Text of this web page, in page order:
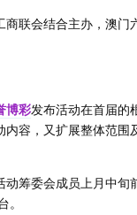
联会结合主办，澳
博彩发布活动在首届的
容，又扩展整体范
筹委会成员上月中旬